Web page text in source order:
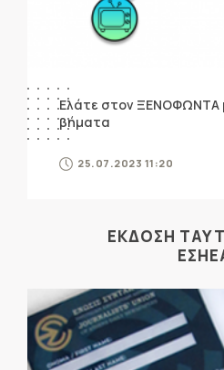
Ελάτε στον ΞΕΝΟΦΩΝΤΑ
βήματα
25.07.2023 11:20
ΕΚΔΟΣΗ